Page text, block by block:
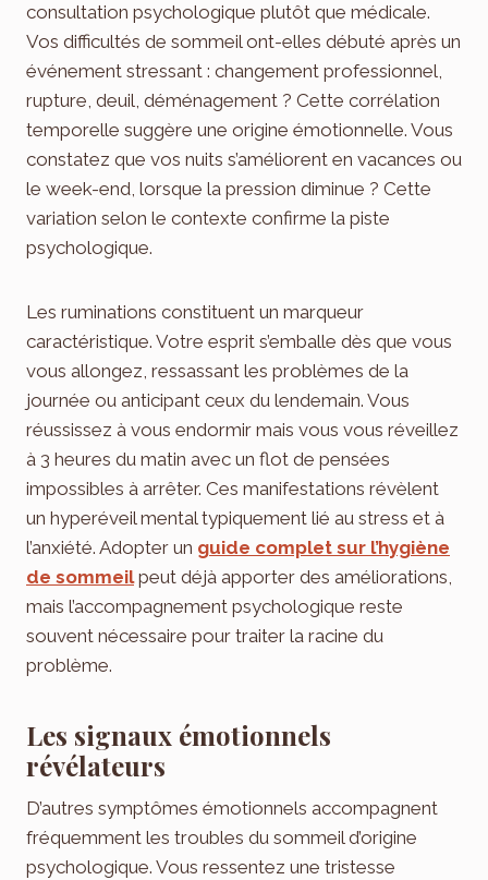
consultation psychologique plutôt que médicale.
Vos difficultés de sommeil ont-elles débuté après un
événement stressant : changement professionnel,
rupture, deuil, déménagement ? Cette corrélation
temporelle suggère une origine émotionnelle. Vous
constatez que vos nuits s’améliorent en vacances ou
le week-end, lorsque la pression diminue ? Cette
variation selon le contexte confirme la piste
psychologique.
Les ruminations constituent un marqueur
caractéristique. Votre esprit s’emballe dès que vous
vous allongez, ressassant les problèmes de la
journée ou anticipant ceux du lendemain. Vous
réussissez à vous endormir mais vous vous réveillez
à 3 heures du matin avec un flot de pensées
impossibles à arrêter. Ces manifestations révèlent
un hyperéveil mental typiquement lié au stress et à
l’anxiété. Adopter un guide complet sur l’hygiène
de sommeilpeut déjà apporter des améliorations,
mais l’accompagnement psychologique reste
souvent nécessaire pour traiter la racine du
problème.
Les signaux émotionnels
révélateurs
D’autres symptômes émotionnels accompagnent
fréquemment les troubles du sommeil d’origine
psychologique. Vous ressentez une tristesse